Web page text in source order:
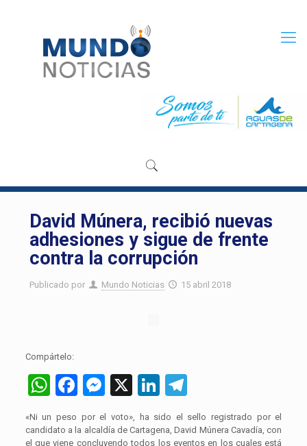
David Múnera, recibió nuevas
adhesiones y sigue de frente
contra la corrupción
Publicado por Mundo Noticias 15 abril 2018
Compártelo:
WhatsApp
Facebook
Messenger
X LinkedIn
«Ni un peso por el voto», ha sido el sello registrado por el
candidato a la alcaldía de Cartagena, David Múnera Cavadía, con
el que viene concluyendo todos los eventos en los cuales está